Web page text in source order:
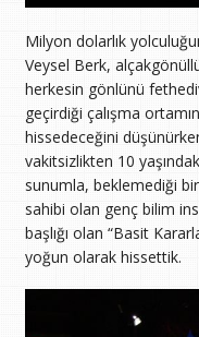
Milyon dolarlık
Veysel Berk,
herkesin gönlünü
geçirdiği çalışma
hissedeceğini
vakitsizlikten 10
sunumla, beklemediği
sahibi olan genç bilim
başlığı olan “Basit
yoğun olarak hissettik.